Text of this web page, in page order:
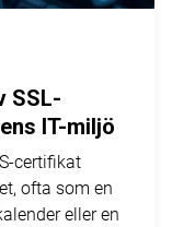
SSL-
IT-miljö
certifikat
ofta som en
eller en